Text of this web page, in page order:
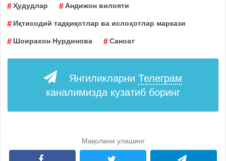
Ҳудудлар Андижон вилояти
Иқтисодий тадқиқотлар ва ислоҳотлар маркази
Шоирахон Нурдинова Саноат
Янгиликларни Телеграм
каналимизда кузатиб боринг
Мақолани улашинг